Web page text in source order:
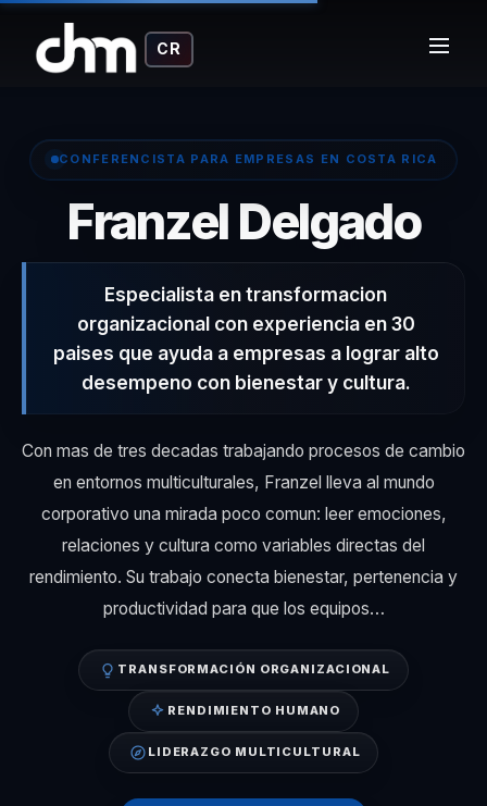
CR
CONFERENCISTA PARA EMPRESAS EN COSTA RICA
Franzel Delgado–
Especialista en transformacion
organizacional con experiencia en 30
paises que ayuda a empresas a lograr alto
desempeno con bienestar y cultura.
Con mas de tres decadas trabajando procesos de cambio
en entornos multiculturales, Franzel lleva al mundo
corporativo una mirada poco comun: leer emociones,
relaciones y cultura como variables directas del
rendimiento. Su trabajo conecta bienestar, pertenencia y
productividad para que los equipos…
TRANSFORMACIÓN ORGANIZACIONAL
RENDIMIENTO HUMANO
LIDERAZGO MULTICULTURAL